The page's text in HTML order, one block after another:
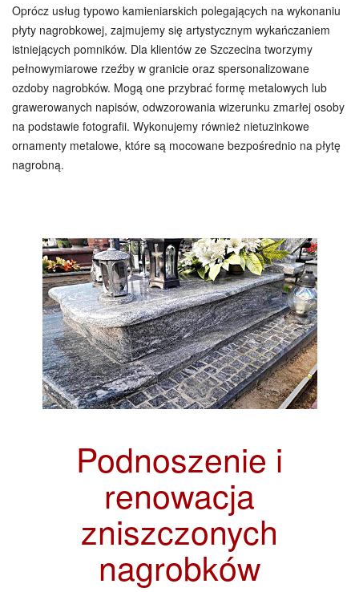
Oprócz usług typowo kamieniarskich polegających na wykonaniu
płyty nagrobkowej, zajmujemy się artystycznym wykańczaniem
istniejących pomników. Dla klientów ze Szczecina tworzymy
pełnowymiarowe rzeźby w granicie oraz spersonalizowane
ozdoby nagrobków. Mogą one przybrać formę metalowych lub
grawerowanych napisów, odwzorowania wizerunku zmarłej osoby
na podstawie fotografii. Wykonujemy również nietuzinkowe
ornamenty metalowe, które są mocowane bezpośrednio na płytę
nagrobną.
Podnoszenie i
renowacja
zniszczonych
nagrobków